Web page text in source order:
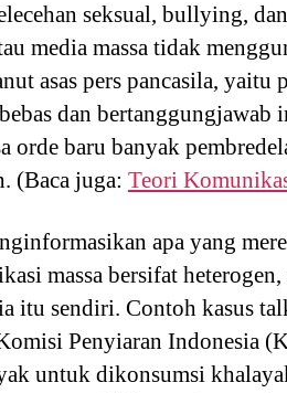
seksual, bullying,
media massa tidak
asas pers pancasila, yaitu
dan bertanggungjawab
orde baru banyak
(Baca juga: Teori
apa yang
massa bersifat
itu sendiri. Contoh kasus
Penyiaran Indonesia
untuk dikonsumsi